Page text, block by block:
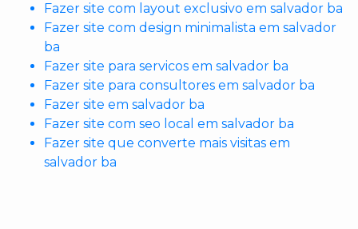
Fazer site com layout exclusivo em salvador ba
Fazer site com design minimalista em salvador
ba
Fazer site para servicos em salvador ba
Fazer site para consultores em salvador ba
Fazer site em salvador ba
Fazer site com seo local em salvador ba
Fazer site que converte mais visitas em
salvador ba